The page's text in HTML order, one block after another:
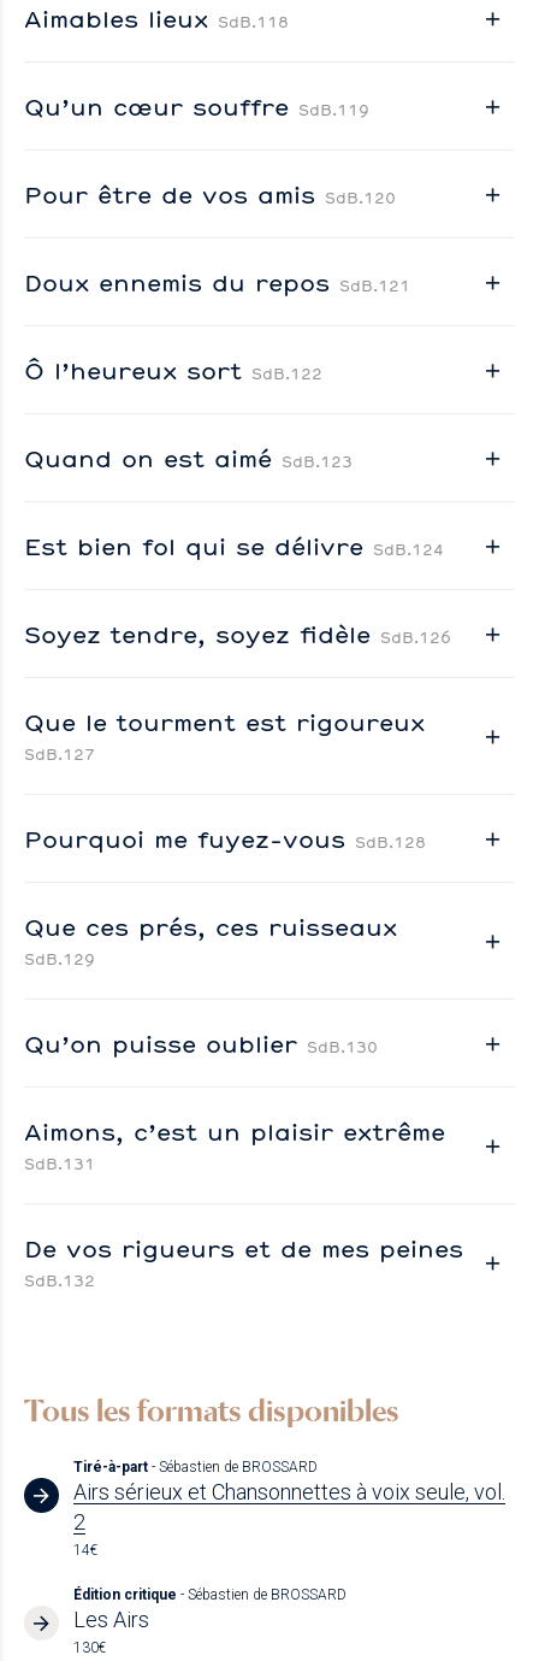
Aimables lieux SdB.118
Qu’un cœur souffre SdB.119
Pour être de vos amis SdB.120
Doux ennemis du repos SdB.121
Ô l’heureux sort SdB.122
Quand on est aimé SdB.123
Est bien fol qui se délivre SdB.124
Soyez tendre, soyez fidèle SdB.126
Que le tourment est rigoureux
SdB.127
Pourquoi me fuyez-vous SdB.128
Que ces prés, ces ruisseaux
SdB.129
Qu’on puisse oublier SdB.130
Aimons, c’est un plaisir extrême
SdB.131
De vos rigueurs et de mes peines
SdB.132
Tous les formats disponibles
Tiré-à-part - Sébastien de BROSSARD
Airs sérieux et Chansonnettes à voix seule, vol.
2
14€
Édition critique - Sébastien de BROSSARD
Les Airs
130€